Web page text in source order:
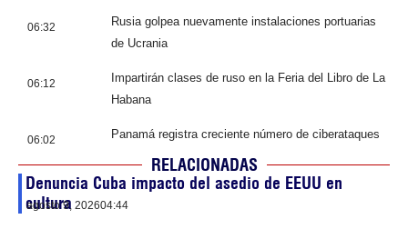
06:32
Rusia golpea nuevamente instalaciones portuarias
de Ucrania
06:12
Impartirán clases de ruso en la Feria del Libro de La
Habana
06:02 Panamá registra creciente número de ciberataques
RELACIONADAS
Denuncia Cuba impacto del asedio de EEUU en
cultura
agosto 9, 202604:44